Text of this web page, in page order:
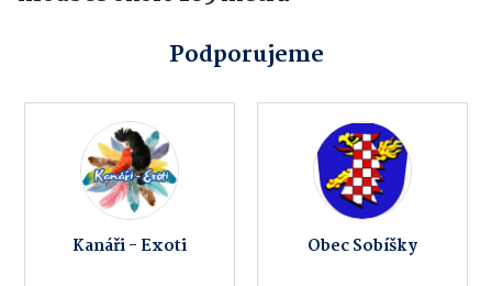
Podporujeme
Kanáři - Exoti Obec Sobíšky